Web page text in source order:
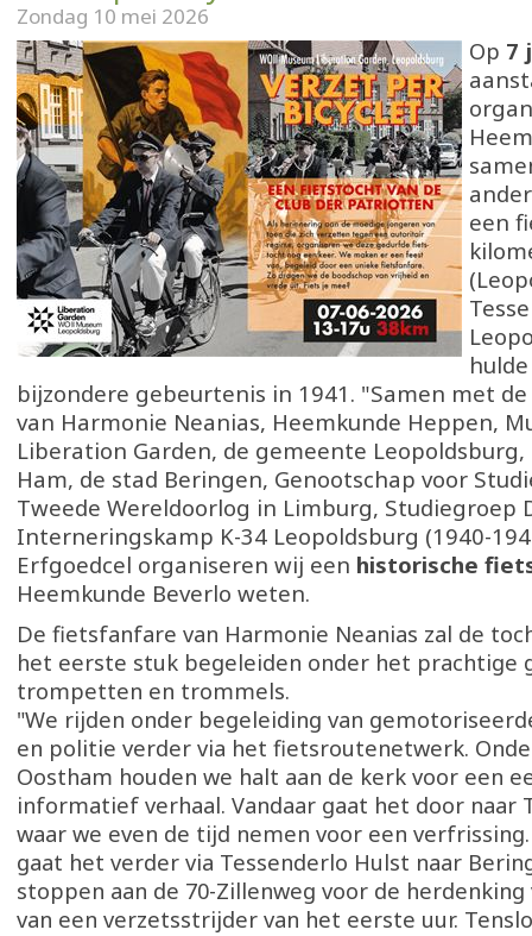
Zondag 10 mei 2026
Op 7
een
bijzondere gebeurtenis in 1941. "Samen met
van Harmonie Neanias, Heemkunde Heppen,
Liberation Garden, de gemeente
Ham, de stad Beringen, Genootschap voor
Tweede Wereldoorlog in Limburg, Studiegroep
Interneringskamp K-34 Leopoldsburg (1940-
Erfgoedcel organiseren wij een historische
Heemkunde Beverlo weten.
De fietsfanfare van Harmonie Neanias zal de
het eerste stuk begeleiden onder het prachtige
trompetten en trommels.
"We rijden onder begeleiding van
en politie verder via het fietsroutenetwerk.
Oostham houden we halt aan de kerk voor een
informatief verhaal. Vandaar gaat het door naar
waar we even de tijd nemen voor een
gaat het verder via Tessenderlo Hulst naar
stoppen aan de 70-Zillenweg voor de herdenking
van een verzetsstrijder van het eerste uur.